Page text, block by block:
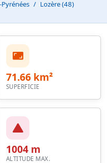
Lozère (48)
71.66 km²
SUPERFICIE
1004 m
ALTITUDE MAX.